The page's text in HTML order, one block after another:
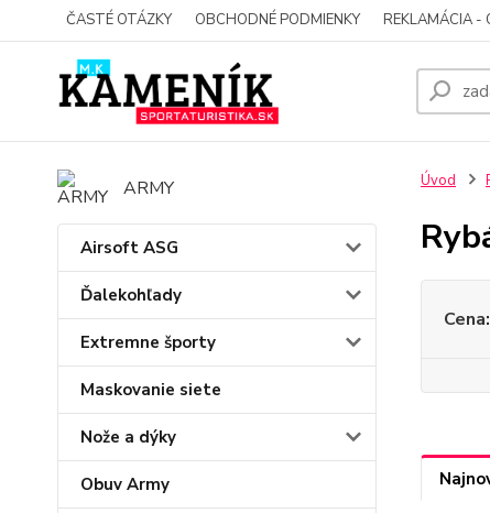
ČASTÉ OTÁZKY OBCHODNÉ PODMIENKY REKLAMÁCIA -
ARMY
Airsoft ASG
Ďalekohľady
Extremne športy
Maskovanie siete
Nože a dýky
Obuv Army
Úvod
Cena: